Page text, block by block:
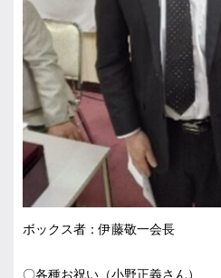
ボックス者：伊藤敬一会長
〇各種お祝い（小野正義さん）